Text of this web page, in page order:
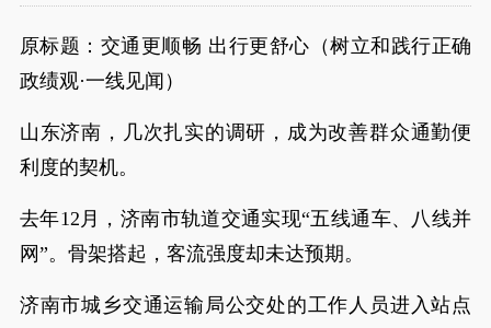
原标题：交通更顺畅 出行更舒心（树立和践行正确
政绩观·一线见闻）
山东济南，几次扎实的调研，成为改善群众通勤便
利度的契机。
去年12月，济南市轨道交通实现“五线通车、八线并
网”。骨架搭起，客流强度却未达预期。
济南市城乡交通运输局公交处的工作人员进入站点